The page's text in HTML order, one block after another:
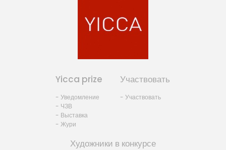
Yicca prize
- Уведомление
- ЧЗВ
- Выставка
- Жури
Участвовать
- Участвовать
Художники в конкурсе